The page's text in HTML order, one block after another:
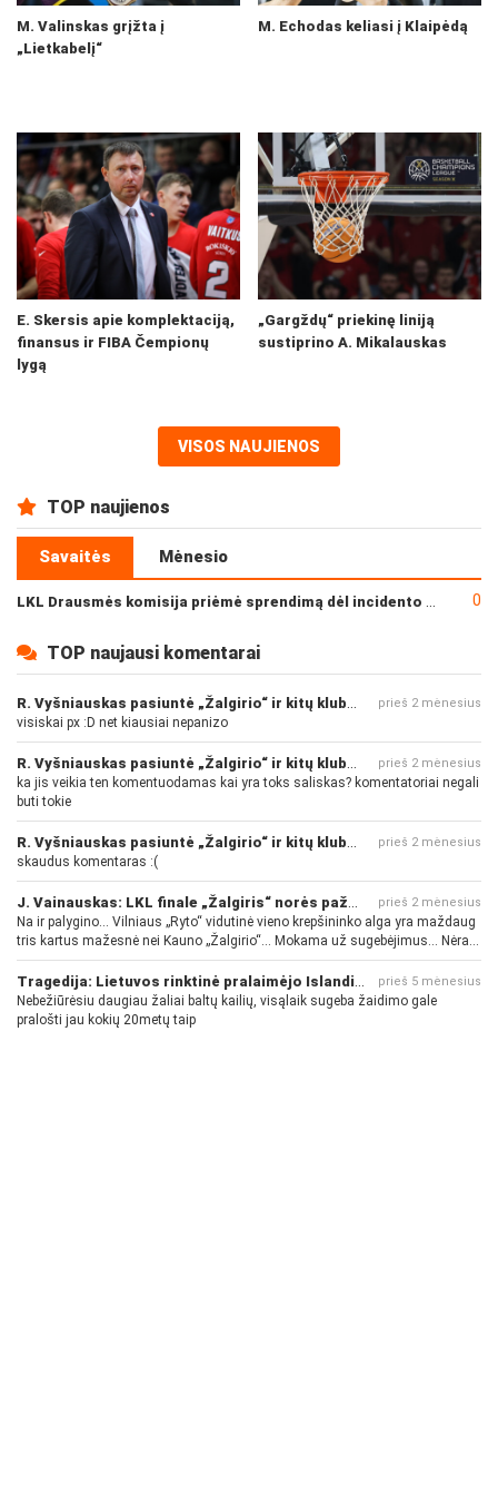
M. Valinskas grįžta į
„Lietkabelį“
M. Echodas keliasi į Klaipėdą
E. Skersis apie komplektaciją,
finansus ir FIBA Čempionų
lygą
„Gargždų“ priekinę liniją
sustiprino A. Mikalauskas
VISOS NAUJIENOS
TOP naujienos
Savaitės Mėnesio
LKL Drausmės komisija priėmė sprendimą dėl incidento po „Neptūno“ ir „Juventus“ rungtynių 0
TOP naujausi komentarai
prieš 2 mėnesius
visiskai px :D net kiausiai nepanizo
prieš 2 mėnesius
ka jis veikia ten komentuodamas kai yra toks saliskas? komentatoriai negali
buti tokie
prieš 2 mėnesius
skaudus komentaras :(
prieš 2 mėnesius
Na ir palygino... Vilniaus „Ryto“ vidutinė vieno krepšininko alga yra maždaug
tris kartus mažesnė nei Kauno „Žalgirio“... Mokama už sugebėjimus... Nėra
pinigų - nėra gerų žaidėjų...
prieš 5 mėnesius
Nebežiūrėsiu daugiau žaliai baltų kailių, visąlaik sugeba žaidimo gale
pralošti jau kokių 20metų taip